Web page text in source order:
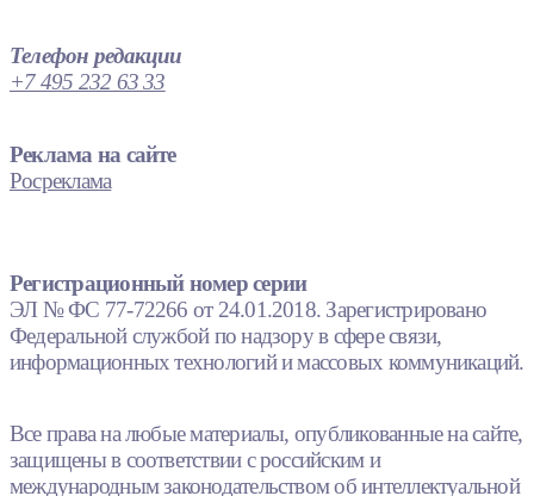
Телефон редакции
+7 495 232 63 33
Реклама на сайте
Росреклама
Регистрационный номер серии
ЭЛ № ФС 77-72266 от 24.01.2018. Зарегистрировано
Федеральной службой по надзору в сфере связи,
информационных технологий и массовых коммуникаций.
Все права на любые материалы, опубликованные на сайте,
защищены в соответствии с российским и
международным законодательством об интеллектуальной